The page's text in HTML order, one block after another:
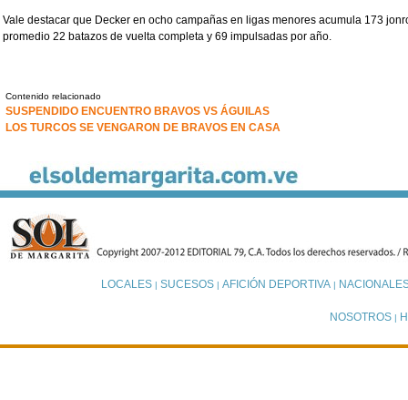
Vale destacar que Decker en ocho campañas en ligas menores acumula 173
promedio 22 batazos de vuelta completa y 69 impulsadas por año.
Contenido relacionado
SUSPENDIDO ENCUENTRO BRAVOS VS ÁGUILAS
LOS TURCOS SE VENGARON DE BRAVOS EN CASA
LOCALES| SUCESOS| AFICIÓN DEPORTIVA|
NOSOTROS |